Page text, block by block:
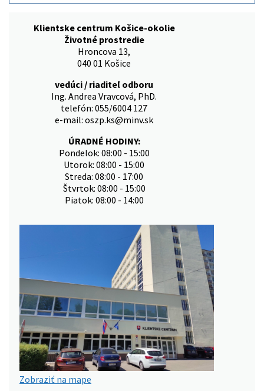
Klientske centrum Košice-okolie
Životné prostredie
Hroncova 13,
040 01 Košice
vedúci / riaditeľ odboru
Ing. Andrea Vravcová, PhD.
telefón: 055/6004 127
e-mail: oszp.ks@minv.sk
ÚRADNÉ HODINY:
Pondelok: 08:00 - 15:00
Utorok: 08:00 - 15:00
Streda: 08:00 - 17:00
Štvrtok: 08:00 - 15:00
Piatok: 08:00 - 14:00
Zobraziť na mape